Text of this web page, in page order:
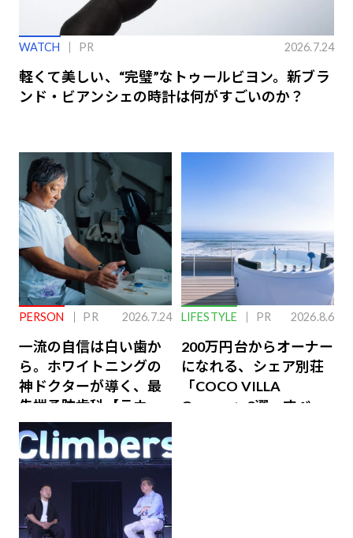
WATCH PR 2026.7.24
軽くて美しい、“完璧”なトゥールビヨン。新ブラ
ンド・ビアンシェの時計は何がすごいのか？
PERSON PR 2026.7.24
一流の自信は白い歯か
ら。ホワイトニングの
神ドクターが導く、最
先端予防歯科【ラウン
ジ会員特典あり】
LIFESTYLE PR 2026.8.6
200万円台からオーナー
になれる、シェア別荘
「COCO VILLA
Owners」3選。すべて